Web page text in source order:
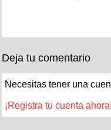
Deja tu comentario
Necesitas tener una
¡Registra tu cuenta ahora!